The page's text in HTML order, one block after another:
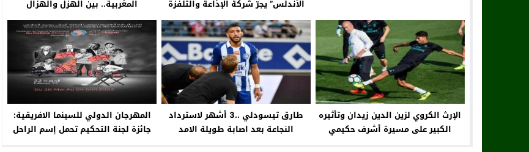
الأندلس” يجرّ شركة الإذاعة والتلفزة
المغربية إلى القضاء
المغربية.. بين الهزل والهزال
الإرث الكروي لزين الدين زيدان وتأثيره
الكبير على مسيرة أشرف حكيمي
طارق تيسودلي ..3 أشهر لاسترداد
النجاعة بعد اصابة طويلة الامد
المهرجان الدولي للسينما الافريقية:
جائزة لجنة التحكيم تحمل إسم الراحل